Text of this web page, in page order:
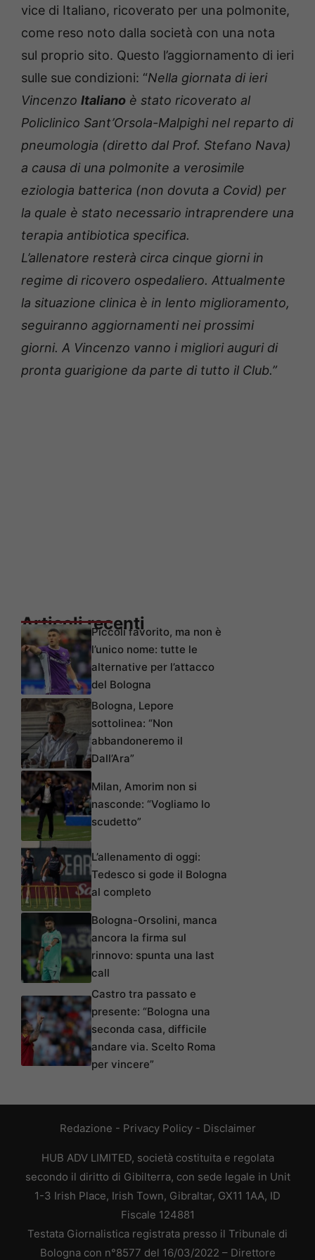
vice di Italiano, ricoverato per una polmonite,
come reso noto dalla società con una nota
sul proprio sito. Questo l’aggiornamento di ieri
sulle sue condizioni: “Nella giornata di ieri
Vincenzo Italiano è stato ricoverato al
Policlinico Sant’Orsola-Malpighi nel reparto di
pneumologia (diretto dal Prof. Stefano Nava)
a causa di una polmonite a verosimile
eziologia batterica (non dovuta a Covid) per
la quale è stato necessario intraprendere una
terapia antibiotica specifica.
L’allenatore resterà circa cinque giorni in
regime di ricovero ospedaliero. Attualmente
la situazione clinica è in lento miglioramento,
seguiranno aggiornamenti nei prossimi
giorni. A Vincenzo vanno i migliori auguri di
pronta guarigione da parte di tutto il Club.”
Articoli recentiPiccoli favorito, ma non è
l’unico nome: tutte le
alternative per l’attacco
del Bologna
Bologna, Lepore
sottolinea: “Non
abbandoneremo il
Dall’Ara”
Milan, Amorim non si
nasconde: “Vogliamo lo
scudetto”
L’allenamento di oggi:
Tedesco si gode il Bologna
al completo
Bologna-Orsolini, manca
ancora la firma sul
rinnovo: spunta una last
call
Castro tra passato e
presente: “Bologna una
seconda casa, difficile
andare via. Scelto Roma
per vincere”
Redazione - Privacy Policy- Disclaimer
HUB ADV LIMITED, società costituita e regolata
secondo il diritto di Gibilterra, con sede legale in Unit
1-3 Irish Place, Irish Town, Gibraltar, GX11 1AA, ID
Fiscale 124881
Testata Giornalistica registrata presso il Tribunale di
Bologna con n°8577 del 16/03/2022 – Direttore